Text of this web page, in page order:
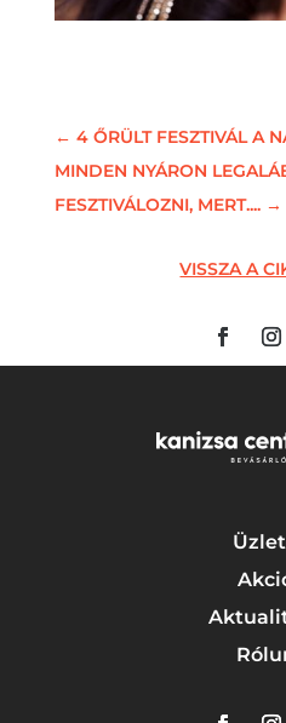
← 4 ŐRÜLT FESZTIVÁL A
MINDEN NYÁRON
FESZTIVÁLOZNI, MERT....→
VISSZA A